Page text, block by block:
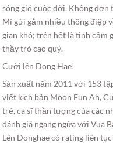
sóng gió cuộc đời. Không đơn
Mì gửi gắm nhiều thông điệp
gian khó; trên hết là tình cảm
thầy trò cao quý.
Cười lên Dong Hae!
Sản xuất năm 2011 với 153
viết kịch bản Moon Eun Ah,
trẻ, ca sĩ thần tượng của các
đánh giá ngang ngửa với Vua
Lên Donghae có rating liên